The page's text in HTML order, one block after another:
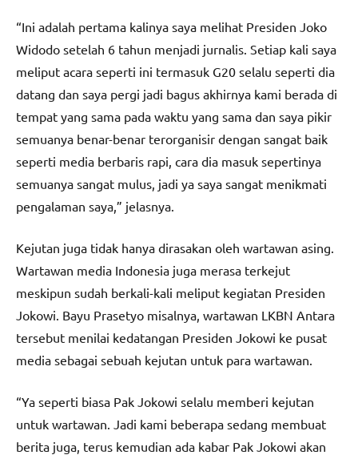
“Ini adalah pertama kalinya saya melihat Presiden Joko
Widodo setelah 6 tahun menjadi jurnalis. Setiap kali saya
meliput acara seperti ini termasuk G20 selalu seperti dia
datang dan saya pergi jadi bagus akhirnya kami berada di
tempat yang sama pada waktu yang sama dan saya pikir
semuanya benar-benar terorganisir dengan sangat baik
seperti media berbaris rapi, cara dia masuk sepertinya
semuanya sangat mulus, jadi ya saya sangat menikmati
pengalaman saya,” jelasnya.
Kejutan juga tidak hanya dirasakan oleh wartawan asing.
Wartawan media Indonesia juga merasa terkejut
meskipun sudah berkali-kali meliput kegiatan Presiden
Jokowi. Bayu Prasetyo misalnya, wartawan LKBN Antara
tersebut menilai kedatangan Presiden Jokowi ke pusat
media sebagai sebuah kejutan untuk para wartawan.
“Ya seperti biasa Pak Jokowi selalu memberi kejutan
untuk wartawan. Jadi kami beberapa sedang membuat
berita juga, terus kemudian ada kabar Pak Jokowi akan